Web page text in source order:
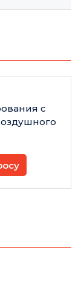
с